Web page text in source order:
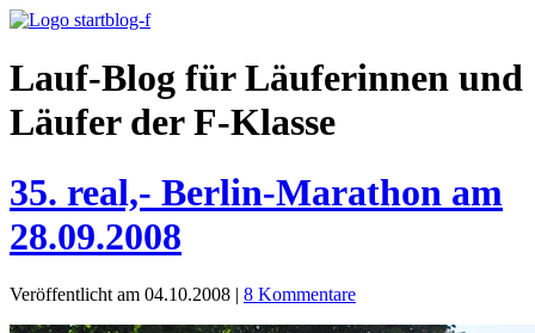
Lauf-Blog für Läuferinnen und
Läufer der F-Klasse
35. real,- Berlin-Marathon am
28.09.2008
Veröffentlicht am 04.10.2008 | 8 Kommentare